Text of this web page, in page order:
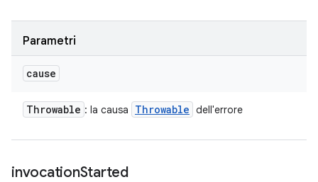
Parametri
cause
Throwable : la causa Throwable dell'errore
invocationStarted